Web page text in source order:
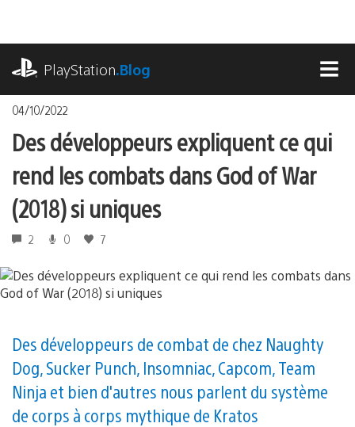
contenu
PlayStation.Blog
04/10/2022
Des développeurs expliquent ce qui
rend les combats dans God of War
(2018) si uniques
2 0 7
Des développeurs de combat de chez Naughty
Dog, Sucker Punch, Insomniac, Capcom, Team
Ninja et bien d'autres nous parlent du système
de corps à corps mythique de Kratos